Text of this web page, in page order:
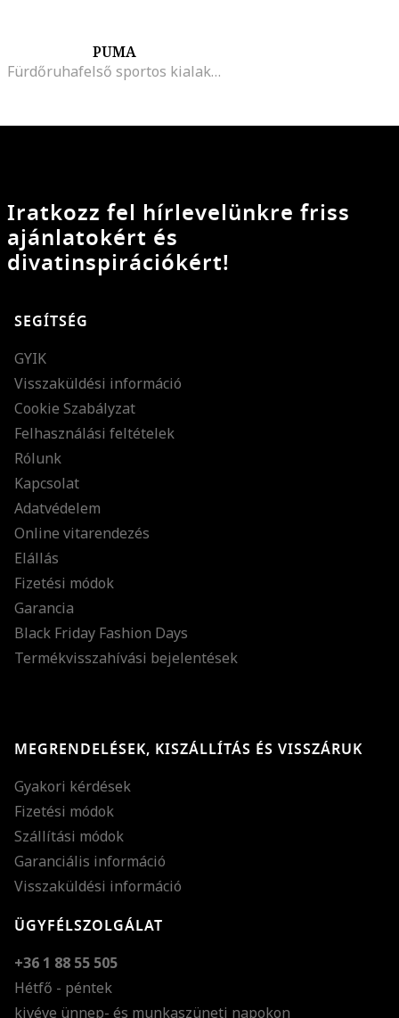
PUMA
Fürdőruhafelső sportos kialakítású hátrésszel, Tengerészkék
Iratkozz fel hírlevelünkre friss
ajánlatokért és
divatinspirációkért!
SEGÍTSÉG
GYIK
Visszaküldési információ
Cookie Szabályzat
Felhasználási feltételek
Rólunk
Kapcsolat
Adatvédelem
Online vitarendezés
Elállás
Fizetési módok
Garancia
Black Friday Fashion Days
Termékvisszahívási bejelentések
MEGRENDELÉSEK, KISZÁLLÍTÁS ÉS VISSZÁRUK
Gyakori kérdések
Fizetési módok
Szállítási módok
Garanciális információ
Visszaküldési információ
ÜGYFÉLSZOLGÁLAT
+36 1 88 55 505
Hétfő - péntek
kivéve ünnep- és munkaszüneti napokon